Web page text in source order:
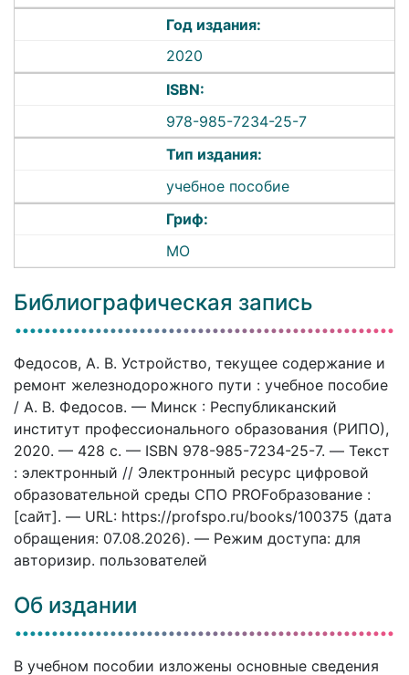
Год издания:
2020
ISBN:
978-985-7234-25-7
Тип издания:
учебное пособие
Гриф:
МО
Библиографическая запись
Федосов, А. В. Устройство, текущее содержание и
ремонт железнодорожного пути : учебное пособие
/ А. В. Федосов. — Минск : Республиканский
институт профессионального образования (РИПО),
2020. — 428 c. — ISBN 978-985-7234-25-7. — Текст
: электронный // Электронный ресурс цифровой
образовательной среды СПО PROFобразование :
[сайт]. — URL: https://profspo.ru/books/100375 (дата
обращения: 07.08.2026). — Режим доступа: для
авторизир. пользователей
Об издании
В учебном пособии изложены основные сведения